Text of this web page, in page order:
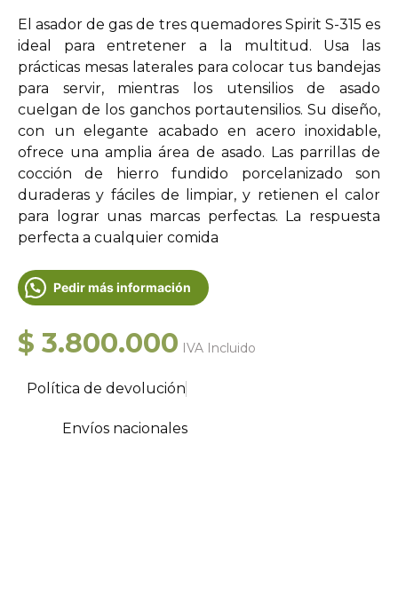
El asador de gas de tres quemadores Spirit S-315 es
ideal para entretener a la multitud. Usa las
prácticas mesas laterales para colocar tus bandejas
para servir, mientras los utensilios de asado
cuelgan de los ganchos portautensilios. Su diseño,
con un elegante acabado en acero inoxidable,
ofrece una amplia área de asado. Las parrillas de
cocción de hierro fundido porcelanizado son
duraderas y fáciles de limpiar, y retienen el calor
para lograr unas marcas perfectas. La respuesta
perfecta a cualquier comida
Pedir más información
$ 3.800.000 IVA Incluido
Política de devolución
Envíos nacionales